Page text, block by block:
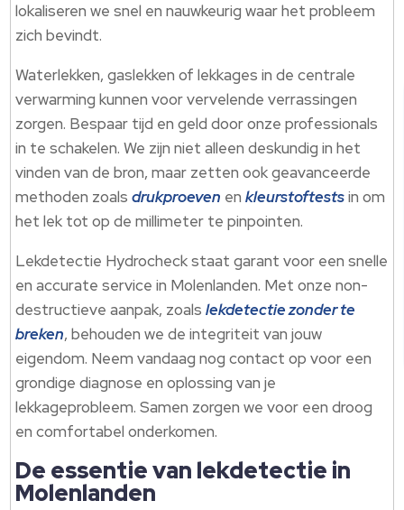
lokaliseren we snel en nauwkeurig waar het probleem
zich bevindt.
Waterlekken, gaslekken of lekkages in de centrale
verwarming kunnen voor vervelende verrassingen
zorgen. Bespaar tijd en geld door onze professionals
in te schakelen. We zijn niet alleen deskundig in het
vinden van de bron, maar zetten ook geavanceerde
methoden zoalsdrukproeven enkleurstoftestsin om
het lek tot op de millimeter te pinpointen.
Lekdetectie Hydrocheck staat garant voor een snelle
en accurate service in Molenlanden. Met onze non-
destructieve aanpak, zoalslekdetectie zonder te
breken, behouden we de integriteit van jouw
eigendom. Neem vandaag nog contact op voor een
grondige diagnose en oplossing van je
lekkageprobleem. Samen zorgen we voor een droog
en comfortabel onderkomen.
De essentie van lekdetectie in
Molenlanden